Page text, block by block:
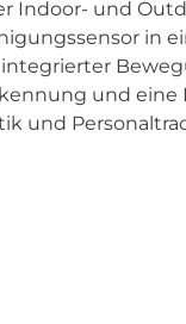
und
in
und eine
und